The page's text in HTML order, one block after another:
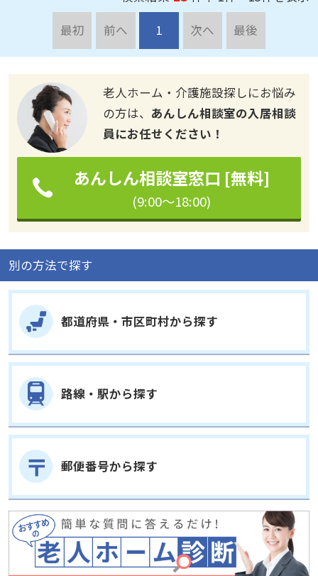
最初
前へ 1 次へ 最後
の方は、あんしん相談室の入居相談
員にお任せください！
あんしん相談室窓口 [無料]
(9:00～18:00)
別の方法で探す